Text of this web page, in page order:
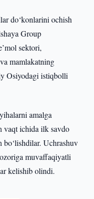
do‘konlarini ochish
Group
sektori,
mamlakatning
Osiyodagi istiqbolli
amalga
vaqt ichida ilk savdo
bo‘lishdilar. Uchrashuv
muvaffaqiyatli
kelishib olindi.